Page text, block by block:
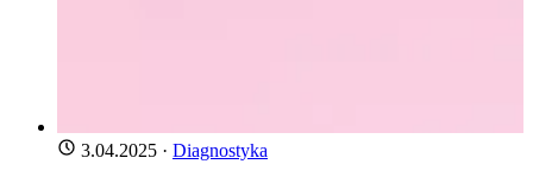
3.04.2025 · Diagnostyka